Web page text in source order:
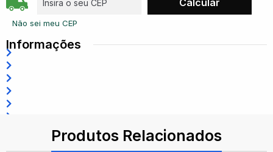
Não sei meu CEP
Informações
Produtos Relacionados